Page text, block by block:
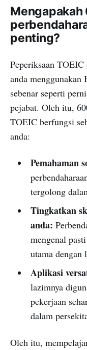
penting?
Peperiksaan
anda menggunakan
sebenar seperti
pejabat. Oleh itu,
TOEIC berfungsi
anda:
Pemahaman
tergolong
Tingkatkan
anda:
mengenal
utama dengan
Aplikasi
lazimnya
pekerjaan
dalam
Oleh itu,